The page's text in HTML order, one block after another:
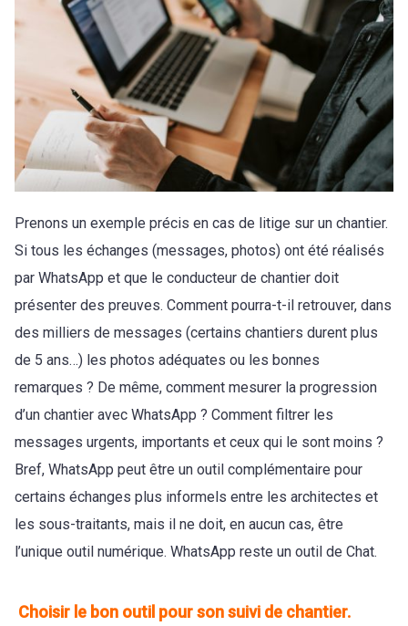
Prenons un exemple précis en cas de litige sur un chantier.
Si tous les échanges (messages, photos) ont été réalisés
par WhatsApp et que le conducteur de chantier doit
présenter des preuves. Comment pourra-t-il retrouver, dans
des milliers de messages (certains chantiers durent plus
de 5 ans…) les photos adéquates ou les bonnes
remarques ? De même, comment mesurer la progression
d’un chantier avec WhatsApp ? Comment filtrer les
messages urgents, importants et ceux qui le sont moins ?
Bref, WhatsApp peut être un outil complémentaire pour
certains échanges plus informels entre les architectes et
les sous-traitants, mais il ne doit, en aucun cas, être
l’unique outil numérique. WhatsApp reste un outil de Chat.
Choisir le bon outil pour son suivi de chantier.